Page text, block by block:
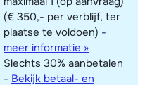
(€ 350,- per verblijf, ter
plaatse te voldoen) -
meer informatie »
Slechts 30% aanbetalen
- Bekijk betaal- en